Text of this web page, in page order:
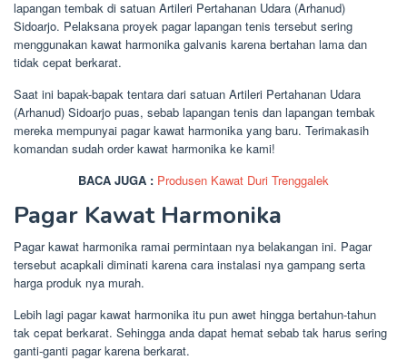
lapangan tembak di satuan Artileri Pertahanan Udara (Arhanud)
Sidoarjo. Pelaksana proyek pagar lapangan tenis tersebut sering
menggunakan kawat harmonika galvanis karena bertahan lama dan
tidak cepat berkarat.
Saat ini bapak-bapak tentara dari satuan Artileri Pertahanan Udara
(Arhanud) Sidoarjo puas, sebab lapangan tenis dan lapangan tembak
mereka mempunyai pagar kawat harmonika yang baru. Terimakasih
komandan sudah order kawat harmonika ke kami!
BACA JUGA : Produsen Kawat Duri Trenggalek
Pagar Kawat Harmonika
Pagar kawat harmonika ramai permintaan nya belakangan ini. Pagar
tersebut acapkali diminati karena cara instalasi nya gampang serta
harga produk nya murah.
Lebih lagi pagar kawat harmonika itu pun awet hingga bertahun-tahun
tak cepat berkarat. Sehingga anda dapat hemat sebab tak harus sering
ganti-ganti pagar karena berkarat.